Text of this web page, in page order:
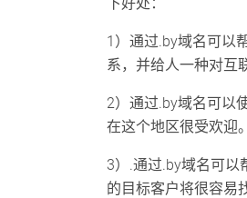
1）通过.by域名可以
系，并给人一种对互
2）通过.by域名可以
在这个地区很受欢迎。
3）.通过.by域名可以
的目标客户将很容易